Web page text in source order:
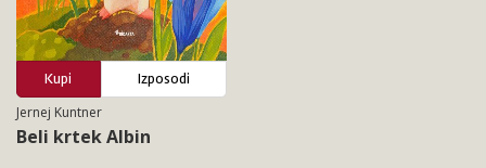
Kupi
Izposodi
Jernej Kuntner
Beli krtek Albin